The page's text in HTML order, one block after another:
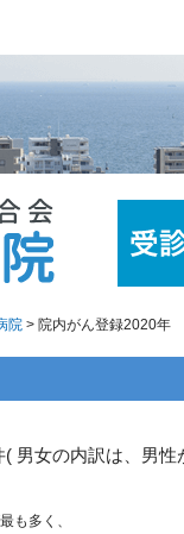
院 > 院内がん登録2020年
女の内訳は、男性
も多く、